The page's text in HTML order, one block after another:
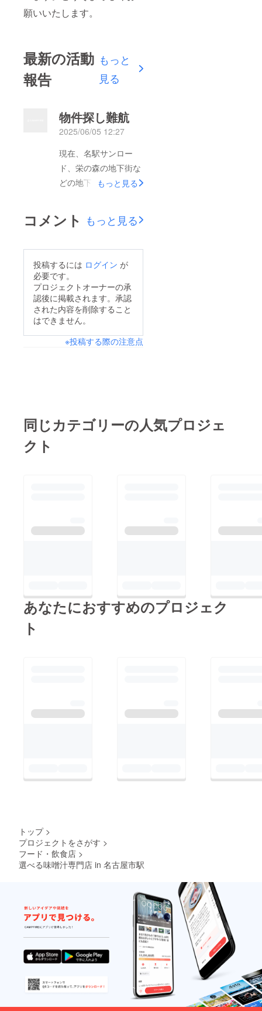
願いいたします。
最新の活動
報告
もっと
見る
物件探し難航
2025/06/05 12:27
現在、名駅サンロー
ド、栄の森の地下街な
どの地下街や、名駅４
合わせしております
が、未だ、見つかって
もっと見る
コメント もっと見る
投稿するには ログイン が
必要です。
プロジェクトオーナーの承
認後に掲載されます。承認
された内容を削除すること
はできません。
※投稿する際の注意点
同じカテゴリーの人気プロジェ
クト
あなたにおすすめのプロジェク
ト
トップ >
プロジェクトをさがす >
フード・飲食店 >
選べる味噌汁専門店 in 名古屋市駅